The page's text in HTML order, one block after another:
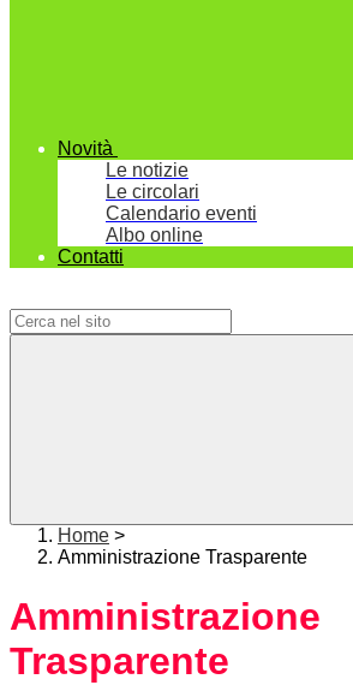
Novità
Le notizie
Le circolari
Calendario eventi
Albo online
Contatti
Home >
Amministrazione Trasparente
Amministrazione
Trasparente